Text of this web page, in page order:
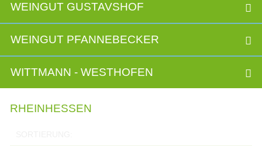
WEINGUT GUSTAVSHOF
WEINGUT PFANNEBECKER
WITTMANN - WESTHOFEN
RHEINHESSEN